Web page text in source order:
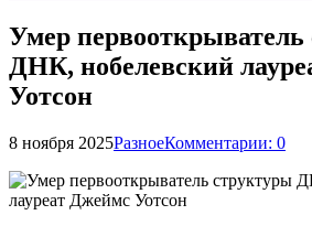
Умер первооткрыватель
ДНК, нобелевский
Уотсон
8 ноября 2025РазноеКомментарии: 0